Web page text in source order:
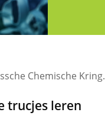
Chemische Kring.
trucjes leren